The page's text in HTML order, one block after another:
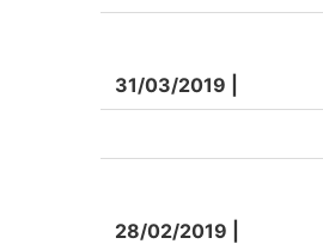
31/03/2019 |
28/02/2019 |